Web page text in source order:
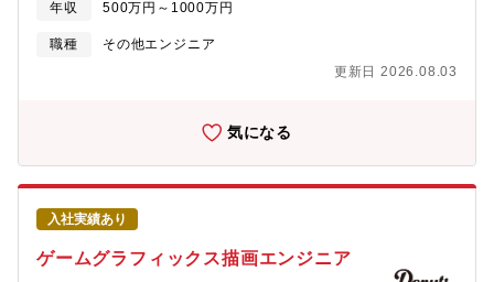
い。■AIによるレベルデザイン支援プロジェクト■自然言語処理を
応用したオンラインゲームの運用支援プロジェクト■パズルゲーム
への応用プロジェクト 等（他非公開プロジェクト多数）【本ポ
わっていただけます。【事業部について】■SGE AI戦略本部ゲー
ム・エンターテイメント事業部（SGE）として新時代の「ゲーム
×AI」開発を推進する専門組織を創設！ゲーム開発を行う9社のグ
ループ各社と連携しAIを活用した開発・運用支援を横断的に実行
していきます。■ゲーム・エンターテイメント事業部「インターネ
ットの可能性とチームの力で新しい時代のエンターテイメントを
創る」というビジョンを掲げ、スマートフォンゲームの新規開
発・運用を中心に、グッズなどの周辺領域やグローバル事業、マ
年収 500万円～1000万円
職種
その他エンジニア
更新日 2026.08.03
気になる
入社実績あり
ゲームグラフィックス描画エンジニア